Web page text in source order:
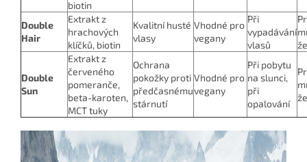
biotin
Double
Hair
Extrakt z
hrachových
klíčků, biotin
Kvalitní husté
vlasy
Vhodné pro
vegany
Při
vypadávání
vlasů
Double
Sun
Extrakt z
červeného
pomeranče,
beta-karoten,
MCT tuky
Ochrana
pokožky proti
předčasnému
stárnutí
Vhodné pro
vegany
Při pobytu
na slunci,
při
opalování